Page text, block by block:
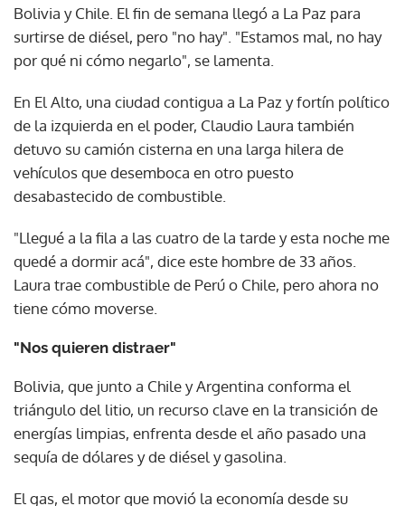
Bolivia y Chile. El fin de semana llegó a La Paz para
surtirse de diésel, pero "no hay". "Estamos mal, no hay
por qué ni cómo negarlo", se lamenta.
En El Alto, una ciudad contigua a La Paz y fortín político
de la izquierda en el poder, Claudio Laura también
detuvo su camión cisterna en una larga hilera de
vehículos que desemboca en otro puesto
desabastecido de combustible.
"Llegué a la fila a las cuatro de la tarde y esta noche me
quedé a dormir acá", dice este hombre de 33 años.
Laura trae combustible de Perú o Chile, pero ahora no
tiene cómo moverse.
"Nos quieren distraer"
Bolivia, que junto a Chile y Argentina conforma el
triángulo del litio, un recurso clave en la transición de
energías limpias, enfrenta desde el año pasado una
sequía de dólares y de diésel y gasolina.
El gas, el motor que movió la economía desde su